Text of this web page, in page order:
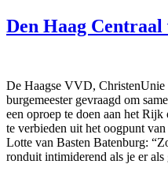
Den Haag
De Haagse VVD, ChristenUnie
burgemeester gevraagd om
een oproep te doen aan het
te verbieden uit het oogpunt
Lotte van Basten Batenburg:
ronduit intimiderend als je er